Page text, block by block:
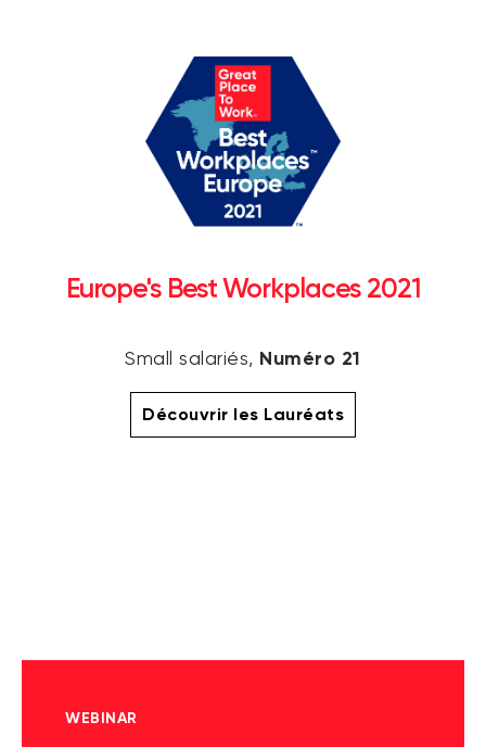
Europe's Best Workplaces 2021
Small salariés, Numéro 21
Découvrir les Lauréats
WEBINAR